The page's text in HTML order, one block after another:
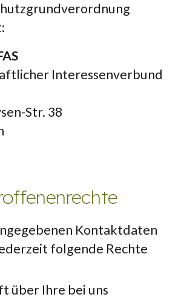
Interessenverbund
Str. 38
Kontaktdaten
folgende Rechte
über Ihre bei uns